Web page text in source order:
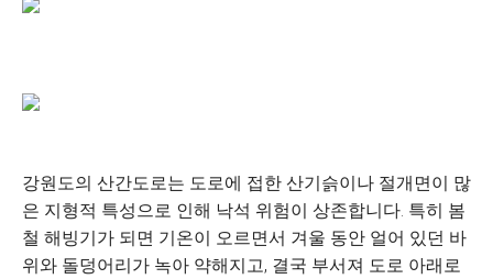
강원도의 산간도로는 도로에 접한 산기슭이나 절개면이 많
은 지형적 특성으로 인해 낙석 위험이 상존합니다. 특히 봄
철 해빙기가 되면 기온이 오르면서 겨울 동안 얼어 있던 바
위와 돌덩어리가 녹아 약해지고, 결국 부서져 도로 아래로